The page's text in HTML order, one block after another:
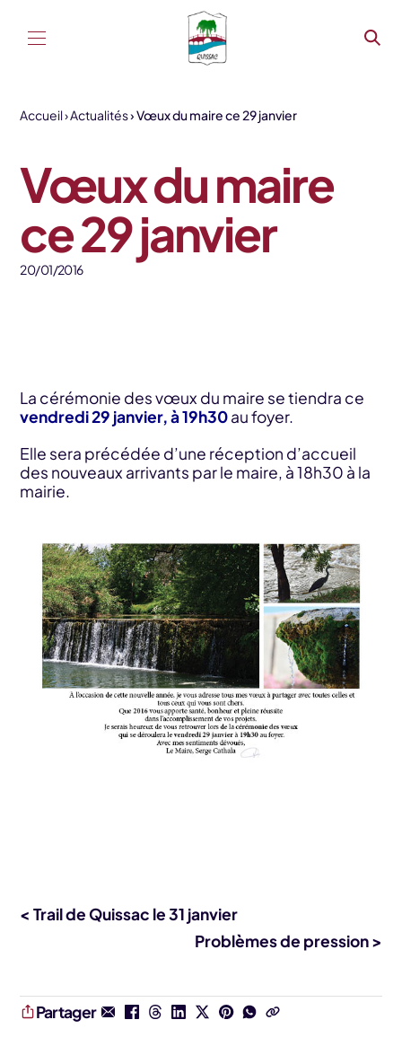
Accueil Actualités Vœux du maire ce 29 janvier
Vœux du maire
ce 29 janvier
20/01/2016
La cérémonie des vœux du maire se tiendra ce
vendredi 29 janvier, à 19h30au foyer.
Elle sera précédée d’une réception d’accueil
des nouveaux arrivants par le maire, à 18h30 à la
mairie.
< Trail de Quissac le 31 janvier
Problèmes de pression >
Partager